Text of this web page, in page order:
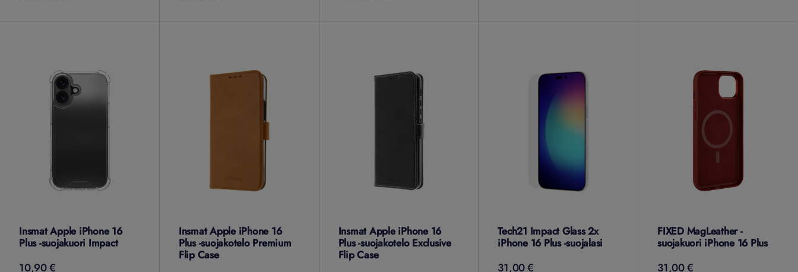
Insmat Apple iPhone 16
Plus -suojakuori Impact
10,90 €
10,90€
Insmat Apple iPhone 16
Plus -suojakotelo Premium
Flip Case
Insmat Apple iPhone 16
Plus -suojakotelo Exclusive
Flip Case
Tech21 Impact Glass 2x
iPhone 16 Plus -suojalasi
31,00 €
31,00€
FIXED MagLeather -
suojakuori iPhone 16 Plus
31,00 €
31,00€